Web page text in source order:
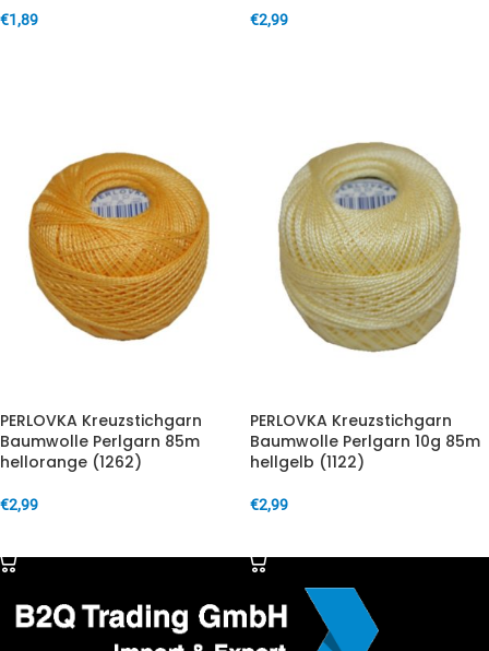
€1,89 €2,99
PERLOVKA Kreuzstichgarn
Baumwolle Perlgarn 85m
hellorange (1262)
€2,99
PERLOVKA Kreuzstichgarn
Baumwolle Perlgarn 10g 85m
hellgelb (1122)
€2,99